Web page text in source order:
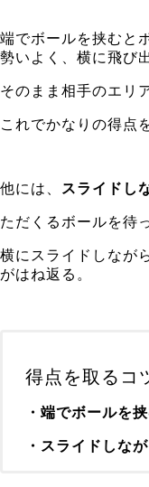
端でボールを挟むと
勢いよく、横に飛び
そのまま相手のエリ
これでかなりの得点
他には、 スライドし
ただくるボールを待
横にスライドしなが
がはね返る。
得点を取るコ
・端でボールを
・スライドしな